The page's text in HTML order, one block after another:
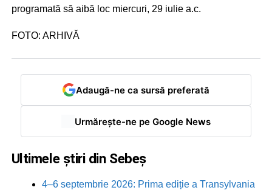
programată să aibă loc miercuri, 29 iulie a.c.
FOTO: ARHIVĂ
Adaugă-ne ca sursă preferată
Urmărește-ne pe Google News
Ultimele știri din Sebeș
4–6 septembrie 2026: Prima ediție a Transylvania